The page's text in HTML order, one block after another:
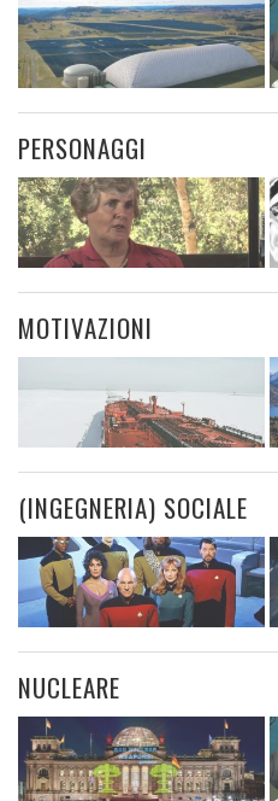
PERSONAGGI
MOTIVAZIONI
(INGEGNERIA) SOCIALE
NUCLEARE